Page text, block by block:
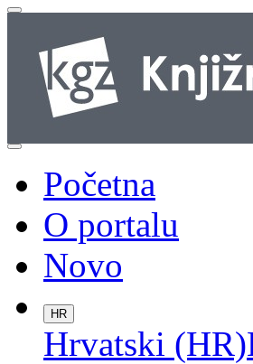
Početna
O portalu
Novo
HR
Hrvatski (HR)